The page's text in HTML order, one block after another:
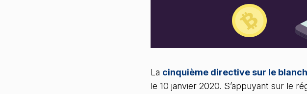
La cinquième directive sur le
le 10 janvier 2020. S’appuyant sur le